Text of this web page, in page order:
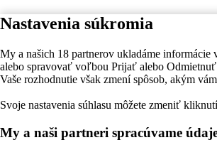
Nastavenia súkromia
My a našich 18 partnerov ukladáme
alebo spravovať voľbou Prijať alebo
Vaše rozhodnutie však zmení spôsob, akým
Svoje nastavenia súhlasu môžete zmeniť
My a naši partneri spracúvame